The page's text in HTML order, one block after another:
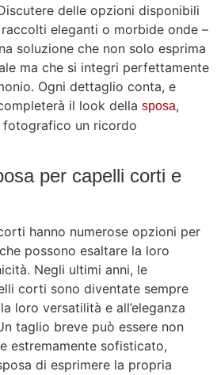
delle opzioni disponibili
eleganti o morbide onde –
soluzione che non solo esprima
ma che si integri perfettamente
Ogni dettaglio conta, e
il look della sposa,
un ricordo
per capelli corti e
hanno numerose opzioni per
possono esaltare la loro
Negli ultimi anni, le
corti sono diventate sempre
loro versatilità e all’eleganza
taglio breve può essere non
estremamente sofisticato,
di esprimere la propria